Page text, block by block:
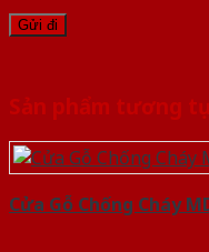
Sản phẩm tương
Cửa Gỗ Chống Cháy